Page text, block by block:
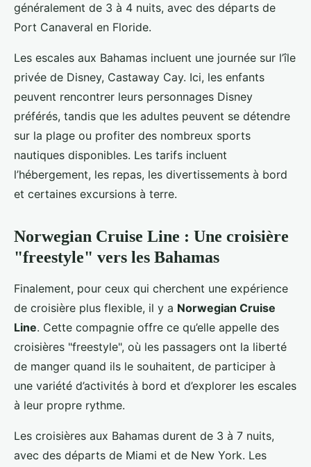
généralement de 3 à 4 nuits, avec des départs de
Port Canaveral en Floride.
Les escales aux Bahamas incluent une journée sur l’île
privée de Disney, Castaway Cay. Ici, les enfants
peuvent rencontrer leurs personnages Disney
préférés, tandis que les adultes peuvent se détendre
sur la plage ou profiter des nombreux sports
nautiques disponibles. Les tarifs incluent
l’hébergement, les repas, les divertissements à bord
et certaines excursions à terre.
Norwegian Cruise Line : Une croisière
"freestyle" vers les Bahamas
Finalement, pour ceux qui cherchent une expérience
de croisière plus flexible, il y a Norwegian Cruise
Line. Cette compagnie offre ce qu’elle appelle des
croisières "freestyle", où les passagers ont la liberté
de manger quand ils le souhaitent, de participer à
une variété d’activités à bord et d’explorer les escales
à leur propre rythme.
Les croisières aux Bahamas durent de 3 à 7 nuits,
avec des départs de Miami et de New York. Les